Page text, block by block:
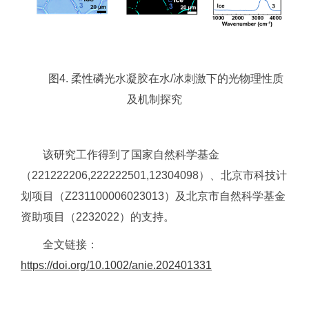
图4. 柔性磷光水凝胶在水/冰刺激下的光物理性质
及机制探究
该研究工作得到了国家自然科学基金
（221222206,222222501,12304098）、北京市科技计
划项目（Z231100006023013）及北京市自然科学基金
资助项目（2232022）的支持。
全文链接：
https://doi.org/10.1002/anie.202401331